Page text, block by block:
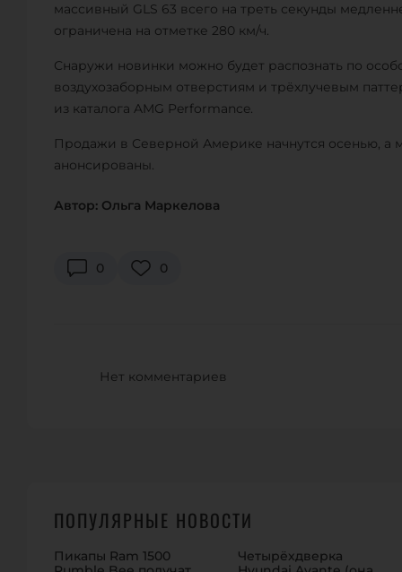
массивный GLS 63 всего на треть секунды
ограничена на отметке 280 км/ч.
Снаружи новинки можно будет распознать по
воздухозаборным отверстиям и трёхлучевым
из каталога AMG Performance.
Продажи в Северной Америке начнутся осенью, а
анонсированы.
Автор: Ольга Маркелова
0 0
Нет комментариев
ПОПУЛЯРНЫЕ НОВОСТИ
Пикапы Ram 1500
Четырёхдверка